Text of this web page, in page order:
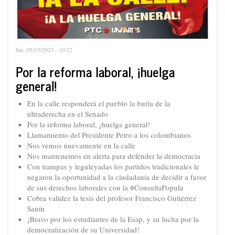
Jue, 05/15/2025 - 10:22
Por la reforma laboral, ¡huelga
general!
En la calle responderá el pueblo la burla de la
ultraderecha en el Senado
Por la reforma laboral, ¡huelga general!
Llamamiento del Presidente Petro a los colombianos
Nos vemos nuevamente en la calle
Nos mantenemos en alerta para defender la democracia
Con trampas y leguleyadas los partidos tradicionales le
negaron la oportunidad a la ciudadanía de decidir a favor
de sus derechos laborales con la #ConsultaPopula
Cobra validez la tesis del profesor Francisco Gutiérrez
Sanín
¡Bravo por los estudiantes de la Esap, y su lucha por la
democratización de su Universidad!